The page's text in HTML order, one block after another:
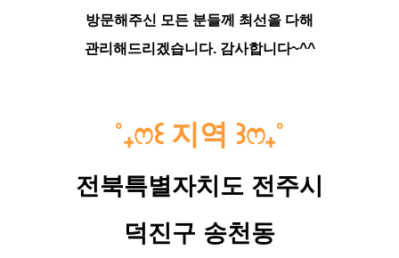
방문해주신 모든 분들께 최선을 다해
관리해드리겠습니다. 감사합니다~^^
˚₊ෆ꒰ 지역 ꒱ෆ₊˚
전북특별자치도 전주시
덕진구 송천동